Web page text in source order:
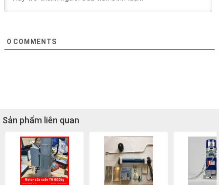
0 COMMENTS
Sản phẩm liên quan